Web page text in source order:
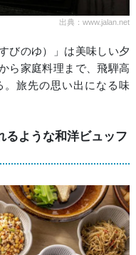
出典：www.jalan.net
びのゆ）」は美味しい夕
ら家庭料理まで、飛騨高
。旅先の思い出になる味
るような和洋ビュッフ